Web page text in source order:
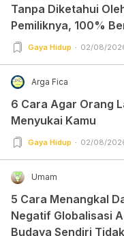
Tanpa Diketahui
Pemiliknya, 100%
Gaya Hidup 02/08/
Arga Fica
6 Cara Agar Orang
Menyukai Kamu
Gaya Hidup 02/08/
Umam
5 Cara Menangkal
Negatif Globalisasi
Budaya Sendiri